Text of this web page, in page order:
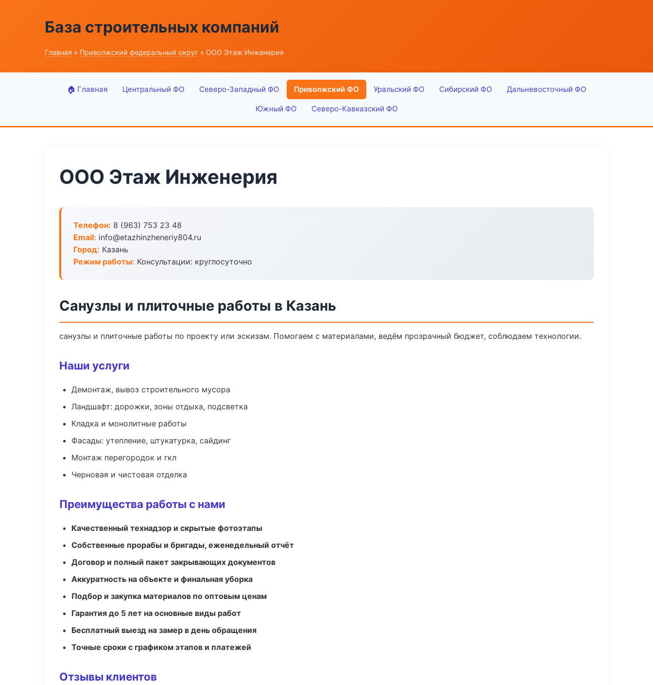
База строительных компаний
Главная » Приволжский федеральный округ » ООО Этаж Инженерия
🏠 Главная Центральный ФО Северо-Западный ФО Приволжский ФО Уральский ФО Сибирский ФО Дальневосточный ФО
Южный ФО Северо-Кавказский ФО
ООО Этаж Инженерия
Телефон: 8 (963) 753 23 48
Email: info@etazhinzheneriy804.ru
Город: Казань
Режим работы: Консультации: круглосуточно
Санузлы и плиточные работы в Казань
санузлы и плиточные работы по проекту или эскизам. Помогаем с материалами, ведём прозрачный бюджет, соблюдаем технологии.
Наши услуги
Демонтаж, вывоз строительного мусора
Ландшафт: дорожки, зоны отдыха, подсветка
Кладка и монолитные работы
Фасады: утепление, штукатурка, сайдинг
Монтаж перегородок и гкл
Черновая и чистовая отделка
Преимущества работы с нами
Качественный технадзор и скрытые фотоэтапы
Собственные прорабы и бригады, еженедельный отчёт
Договор и полный пакет закрывающих документов
Аккуратность на объекте и финальная уборка
Подбор и закупка материалов по оптовым ценам
Гарантия до 5 лет на основные виды работ
Бесплатный выезд на замер в день обращения
Точные сроки с графиком этапов и платежей
Отзывы клиентов